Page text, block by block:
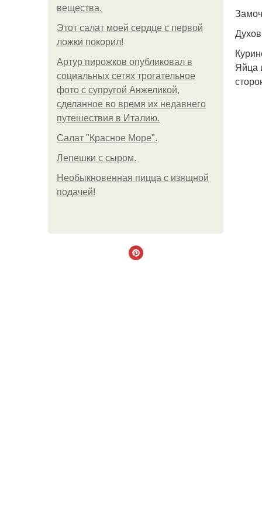
вещества.
Этот салат моей сердце с первой
ложки покорил!
Артур пирожков опубликовал в
социальных сетях трогательное
фото с супругой Анжеликой,
сделанное во время их недавнего
путешествия в Италию.
Салат "Красное Море".
Лепешки с сыром.
Необыкновенная пицца с изящной
подачей!
Яйца